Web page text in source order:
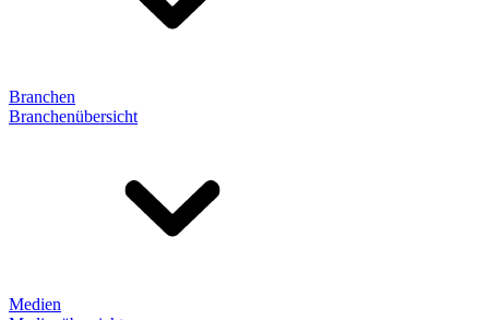
Branchen
Branchenübersicht
Medien